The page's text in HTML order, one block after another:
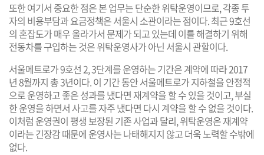
또한 여기서 중요한 점은 본 업무는 단순한 위탁운영이므로, 각종 투
자의 비용부담과 요금정책은 서울시 소관이라는 점이다. 최근 9호선
의 혼잡도가 매우 올라가서 문제가 되고 있는데 이를 해결하기 위해
전동차를 구입하는 것은 위탁운영사가 아닌 서울시 관할이다.
서울메트로가 9호선 2, 3단계를 운영하는 기간은 계약에 따라 2017
년 8월까지 총 3년이다. 이 기간 동안 서울메트로가 지하철을 안정적
으로 운영하고 좋은 성과를 냈다면 재계약을 할 수 있을 것이고, 부실
한 운영을 하면서 사고를 자주 냈다면 다시 계약을 할 수 없을 것이다.
이처럼 운영권이 평생 보장된 기존 사업과 달리, 위탁운영은 재계약
이라는 긴장감 때문에 운영사는 나태해지지 않고 더욱 노력할 수밖에
없다.